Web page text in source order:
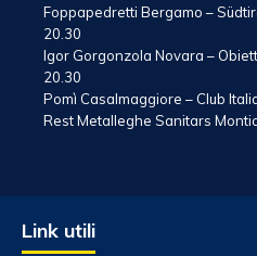
Foppapedretti Bergamo –
20.30
Igor Gorgonzola Novara –
20.30
Pomì Casalmaggiore – Club
Rest Metalleghe Sanitars
Link utili